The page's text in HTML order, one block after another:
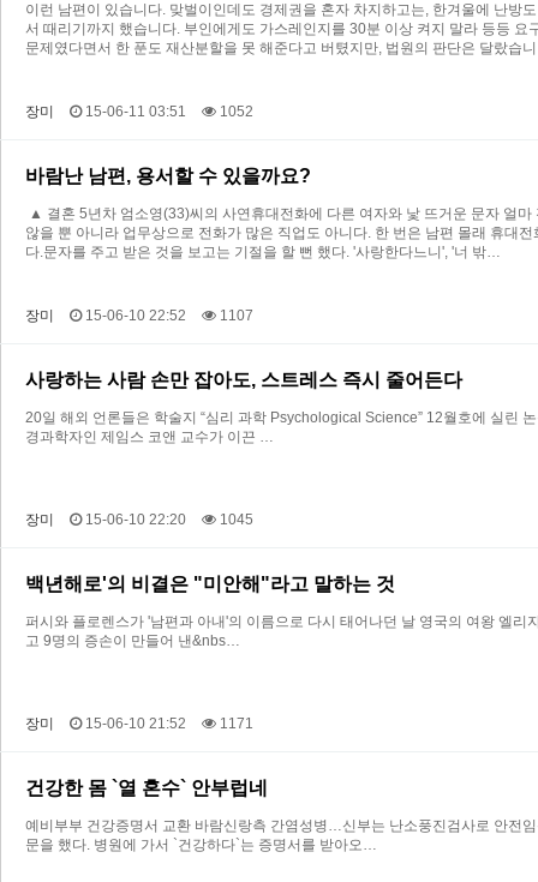
이런 남편이 있습니다. 맞벌이인데도 경제권을 혼자 차지하고는, 한겨울에 난방
서 때리기까지 했습니다. 부인에게도 가스레인지를 30분 이상 켜지 말라 등등
문제였다면서 한 푼도 재산분할을 못 해준다고 버텼지만, 법원의 판단은 달랐습
장미 15-06-11 03:51 1052
바람난 남편, 용서할 수 있을까요?
▲ 결혼 5년차 엄소영(33)씨의 사연휴대전화에 다른 여자와 낯 뜨거운 문자 얼
않을 뿐 아니라 업무상으로 전화가 많은 직업도 아니다. 한 번은 남편 몰래 휴대
다.문자를 주고 받은 것을 보고는 기절을 할 뻔 했다. '사랑한다느니', '너 밖…
장미 15-06-10 22:52 1107
사랑하는 사람 손만 잡아도, 스트레스 즉시 줄어든다
20일 해외 언론들은 학술지 “심리 과학 Psychological Science” 12월호에 실린
경과학자인 제임스 코앤 교수가 이끈 …
장미 15-06-10 22:20 1045
백년해로'의 비결은 "미안해"라고 말하는 것
퍼시와 플로렌스가 '남편과 아내'의 이름으로 다시 태어나던 날 영국의 여왕 엘
고 9명의 증손이 만들어 낸&nbs…
장미 15-06-10 21:52 1171
건강한 몸 `열 혼수` 안부럽네
예비부부 건강증명서 교환 바람신랑측 간염성병…신부는 난소풍진검사로 안전
문을 했다. 병원에 가서 `건강하다`는 증명서를 받아오…